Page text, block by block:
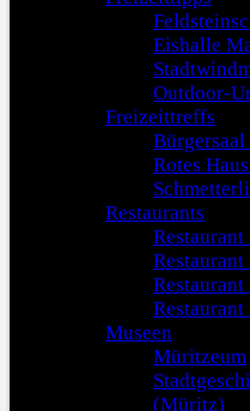
Eishalle
Outdoor-
Freizeittreffs
Rotes
Restaurants
Restaurant
Museen
Müritzeum
(Müritz)